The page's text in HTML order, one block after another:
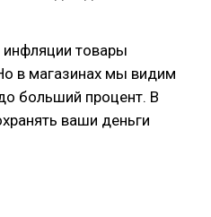
товары
в магазинах мы видим
больший процент. В
ваши деньги